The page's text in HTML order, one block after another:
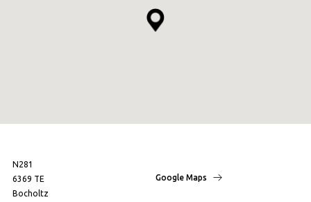
N281
6369 TE
Bocholtz
Google Maps